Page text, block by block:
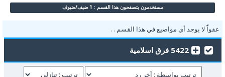
مستخدمون يتصفحون هذا القسم : 1 ضيف/ضيوف
عفواًً لا يوجد أي مواضيع في هذا القسم . .
5422 فرق اسلامية